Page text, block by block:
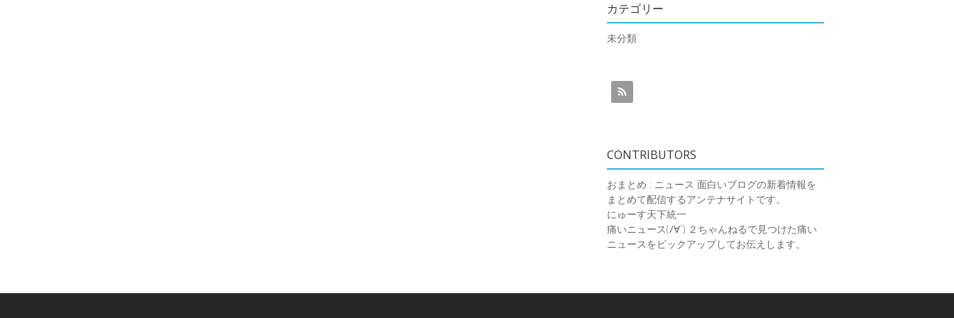
カテゴリー
未分類
CONTRIBUTORS
おまとめ : ニュース 面白いブログの新着情報を
まとめて配信するアンテナサイトです。
にゅーす天下統一
痛いニュース(ﾉ∀`) ２ちゃんねるで見つけた痛い
ニュースをピックアップしてお伝えします。